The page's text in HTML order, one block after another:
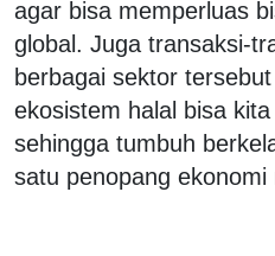
agar bisa memperluas
global. Juga transaksi-
berbagai sektor
ekosistem halal bisa
sehingga tumbuh
satu penopang ekonomi